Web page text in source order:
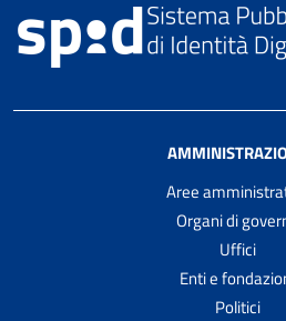
Aree
Organi di
Uffici
Enti e
Politici